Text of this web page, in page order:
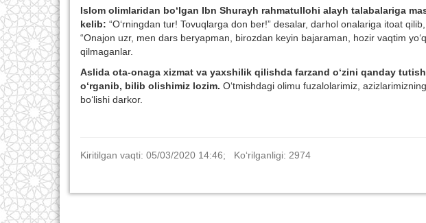
Islom olimlaridan bo‘lgan Ibn Shurayh rahmatullohi alayh talabalariga
kelib: “O‘rningdan tur! Tovuqlarga don ber!” desalar, darhol onalariga itoat
“Onajon uzr, men dars beryapman, birozdan keyin bajaraman, hozir vaqtim
qilmaganlar.
Aslida ota-onaga xizmat va yaxshilik qilishda farzand o‘zini qanday
o‘rganib, bilib olishimiz lozim. O‘tmishdagi olimu fuzalolarimiz,
bo‘lishi darkor.
Kiritilgan vaqti: 05/03/2020 14:46; Ko‘rilganligi: 2974